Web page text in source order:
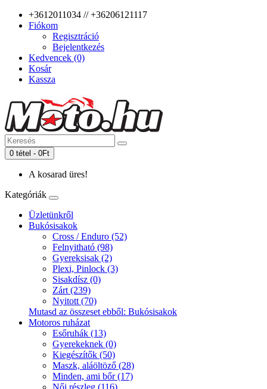
+3612011034 // +36206121117
Fiókom
Regisztráció
Bejelentkezés
Kedvencek (0)
Kosár
Kassza
0 tétel - 0Ft
A kosarad üres!
Kategóriák
Üzletünkről
Bukósisakok
Cross / Enduro (52)
Felnyitható (98)
Gyereksisak (2)
Plexi, Pinlock (3)
Sisakdísz (0)
Zárt (239)
Nyitott (70)
Mutasd az összeset ebből: Bukósisakok
Motoros ruházat
Esőruhák (13)
Gyerekeknek (0)
Kiegészítők (50)
Maszk, aláöltöző (28)
Minden, ami bőr (17)
Női részleg (116)